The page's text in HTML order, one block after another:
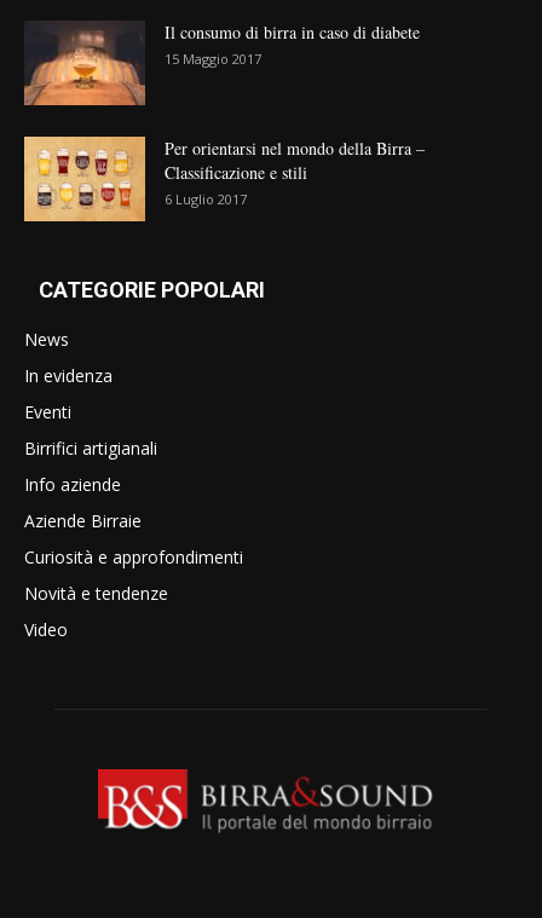
Il consumo di birra in caso di diabete
15 Maggio 2017
Per orientarsi nel mondo della Birra –
Classificazione e stili
6 Luglio 2017
CATEGORIE POPOLARI
News
In evidenza
Eventi
Birrifici artigianali
Info aziende
Aziende Birraie
Curiosità e approfondimenti
Novità e tendenze
Video